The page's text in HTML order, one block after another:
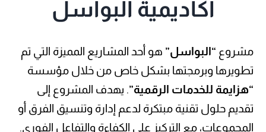
“البواسل”هو أحد المشاريع المميزة التي تم
تطويرها وبرمجتها بشكل خاص من خلال مؤسسة
“هزايمة للخدمات الرقمية” . يهدف المشروع إلى
تقديم حلول تقنية مبتكرة لدعم إدارة وتنسيق الفرق أو
المجموعات، مع التركيز على الكفاءة والتفاعل الفوري.
مميزات المشروع